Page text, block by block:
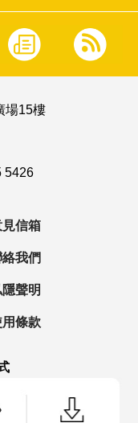
場15樓
5426
見信箱
我們
聲明
用條款